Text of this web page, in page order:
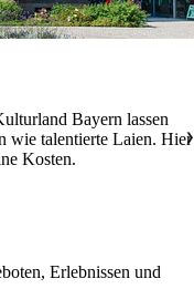
Bayern lassen
wie talentierte Laien. Hier
Kosten.
Erlebnissen und
❯